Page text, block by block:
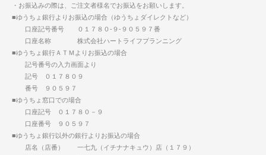
・お振込みの際は、ご注文者様名でお振込をお願いします。
■ゆうちょ銀行よりお振込の場合（ゆうちょダイレクトなど）
口座記号番号 ０１７８０-９-９０５９７番
口座名称 株式会社ハートライフプランニング
■ゆうちょ銀行ＡＴＭよりお振込の場合
記号番号の入力画面より
記号 ０１７８０９
番号 ９０５９７
■ゆうちょ窓口での場合
口座記号 ０１７８０－９
口座番号 ９０５９７
■ゆうちょ銀行以外の銀行よりお振込の場合
店名（店番） 一七九（イチナナキュウ）店（１７９）